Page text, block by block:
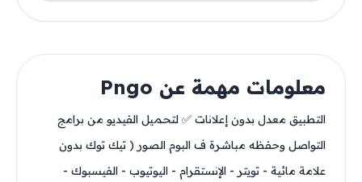
معلومات مهمة عن Pngo
التطبيق معدل بدون إعلانات ✅ لتحميل الفيديو من برامج
التواصل وحفظه مباشرة ف البوم الصور ( تيك توك بدون
علامة مائية - تويتر - الإنستقرام - اليوتيوب - الفيسبوك -